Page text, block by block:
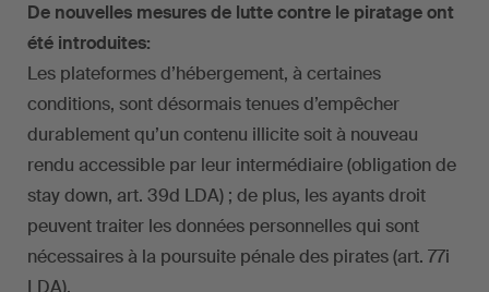
De nouvelles mesures de lutte contre le piratage ont
été introduites:
Les plateformes d’hébergement, à certaines
conditions, sont désormais tenues d’empêcher
durablement qu’un contenu illicite soit à nouveau
rendu accessible par leur intermédiaire (obligation de
stay down, art. 39d LDA) ; de plus, les ayants droit
peuvent traiter les données personnelles qui sont
nécessaires à la poursuite pénale des pirates (art. 77i
LDA).